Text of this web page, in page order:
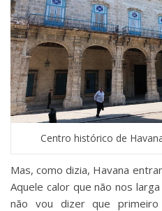
Centro histórico de
Mas, como dizia, Havana
Aquele calor que não nos
não vou dizer que